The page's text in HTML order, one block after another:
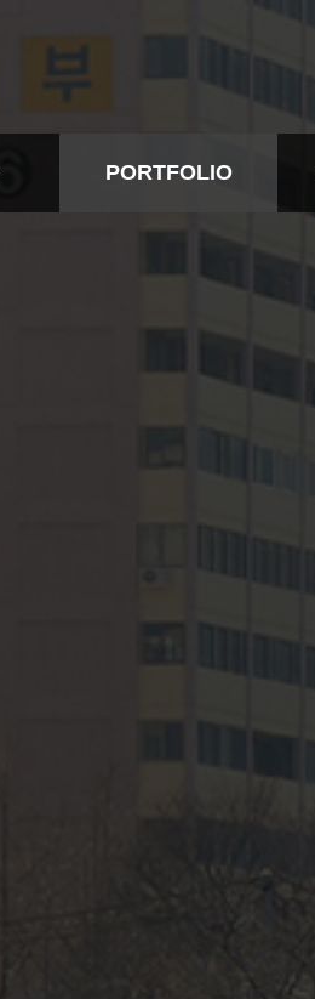
PORTFOLIO